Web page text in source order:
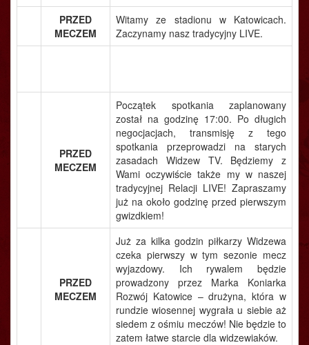
PRZED
MECZEM
Witamy ze stadionu w Katowicach.
Zaczynamy nasz tradycyjny LIVE.
PRZED
MECZEM
Początek spotkania zaplanowany
został na godzinę 17:00. Po długich
negocjacjach, transmisję z tego
spotkania przeprowadzi na starych
zasadach Widzew TV. Będziemy z
Wami oczywiście także my w naszej
tradycyjnej Relacji LIVE! Zapraszamy
już na około godzinę przed pierwszym
gwizdkiem!
PRZED
MECZEM
Już za kilka godzin piłkarzy Widzewa
czeka pierwszy w tym sezonie mecz
wyjazdowy. Ich rywalem będzie
prowadzony przez Marka Koniarka
Rozwój Katowice – drużyna, która w
rundzie wiosennej wygrała u siebie aż
siedem z ośmiu meczów! Nie będzie to
zatem łatwe starcie dla widzewiaków.